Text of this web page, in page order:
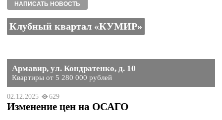
НАПИСАТЬ НОВОСТЬ
Клубный квартал «КУМИР»
Армавир, ул. Кондратенко, д. 10
Квартиры от 5 280 000 рублей
02.12.2025 629
Изменение цен на ОСАГО